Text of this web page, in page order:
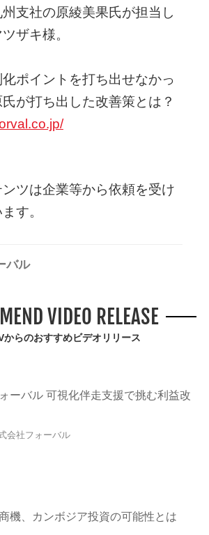
支社の原綾美果氏が担当し
ザキ様。
ポイントを打ち出せなかっ
が打ち出した改善策とは？
ツは企業等から依頼を受け
す。
バル
VIDEO RELEASE
からのおすすめビデオリリース
ーバル 可視化伴走支援で挑む利益改
会社フォーバル
機、カンボジア投資の可能性とは